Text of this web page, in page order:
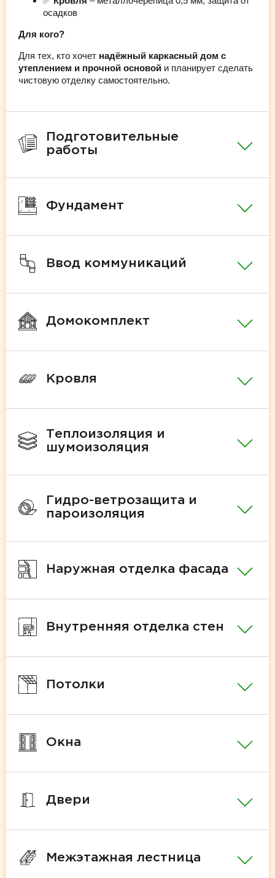
осадков
Для кого?
Для тех, кто хочет надёжный каркасный дом с
утеплением и прочной основой и планирует сделать
чистовую отделку самостоятельно.
Подготовительные
работы
Фундамент
Ввод коммуникаций
Домокомплект
Кровля
Теплоизоляция и
шумоизоляция
Гидро-ветрозащита и
пароизоляция
Наружная отделка фасада
Внутренняя отделка стен
Потолки
Окна
Двери
Межэтажная лестница